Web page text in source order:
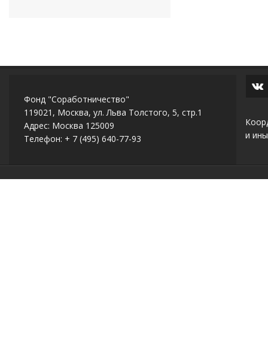
Фонд "Соработничество"
119021, Москва, ул. Льва Толстого, 5, стр.1
Адрес: Москва 125009
Телефон: + 7 (495) 640-77-93
и